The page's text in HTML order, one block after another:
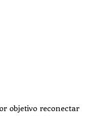
objetivo reconectar